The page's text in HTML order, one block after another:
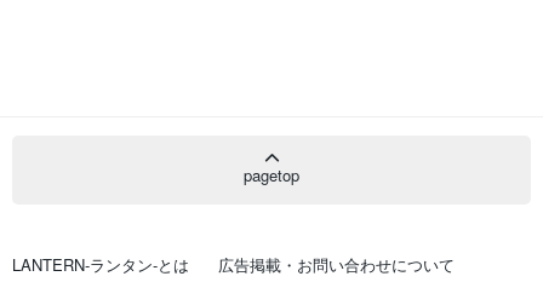
pagetop
LANTERN-ランタン-とは
広告掲載・お問い合わせについて